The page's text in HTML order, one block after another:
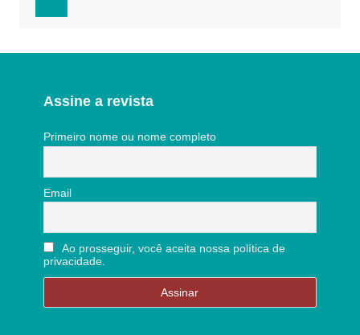
Assine a revista
Primeiro nome ou nome completo
Email
Ao prosseguir, você aceita nossa política de
privacidade.